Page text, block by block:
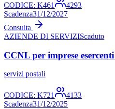
CODICE: K461
4293
Scadenza31/12/2027
Consulta
AZIENDE DI SERVIZIScaduto
CCNL per imprese
servizi postali
CODICE: K721
4133
Scadenza31/12/2025